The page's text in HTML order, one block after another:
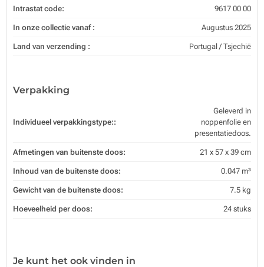
Intrastat code: 9617 00 00
In onze collectie vanaf : Augustus 2025
Land van verzending : Portugal / Tsjechië
Verpakking
Individueel verpakkingstype::
Geleverd in
noppenfolie en
presentatiedoos.
Afmetingen van buitenste doos: 21 x 57 x 39 cm
Inhoud van de buitenste doos: 0.047 m³
Gewicht van de buitenste doos: 7.5 kg
Hoeveelheid per doos: 24 stuks
Je kunt het ook vinden in